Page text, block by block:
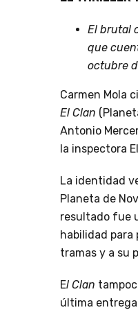
El brutal
que
octubre
Carmen Mola
El Clan
Antonio
la inspectora
La identidad
Planeta de
resultado fue
habilidad
tramas y a su
El Clan
última